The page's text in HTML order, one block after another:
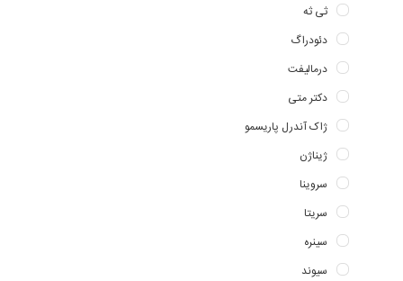
ثی ثه
دئودراگ
درمالیفت
دکتر متی
ژاک آندرل پاریسمو
ژیناژن
سروینا
سریتا
سینره
سیوند